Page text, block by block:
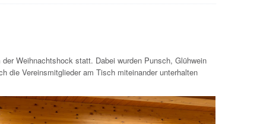
Weihnachtshock statt. Dabei wurden Punsch, Glühwein
die Vereinsmitglieder am Tisch miteinander unterhalten